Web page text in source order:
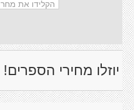
יוזלו מחירי הספרים!